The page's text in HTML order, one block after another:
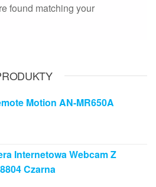
found matching your
Motion AN-MR650A
Internetowa Webcam Z
Czarna